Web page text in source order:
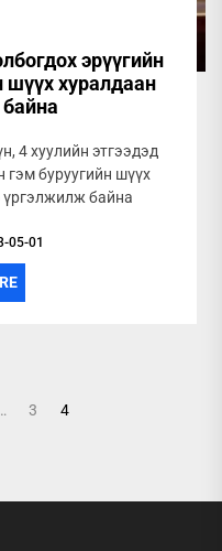
шүүх хуралдаан
4 хуулийн этгээдэд
гэм буруугийн шүүх
үргэлжилж байна
05-01
3 4